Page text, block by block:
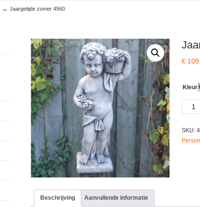
→ Jaargetijde zomer 4560
€
Kleur
zomer
aantal
SKU:
Beschrijving Aanvullende informatie